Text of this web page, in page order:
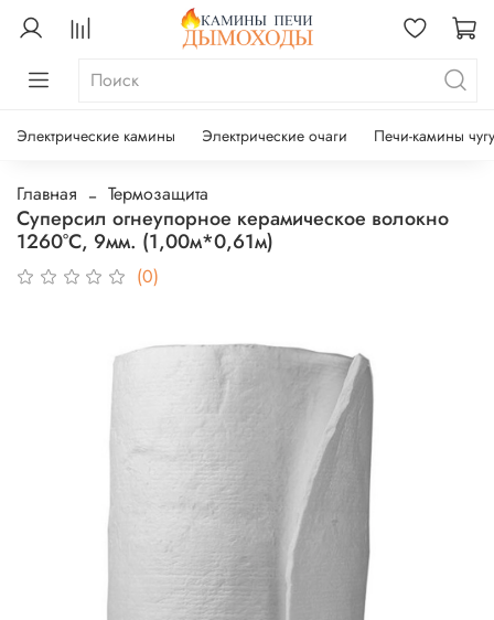
Электрические камины Электрические очаги Печи-камины
Главная Термозащита
Суперсил огнеупорное керамическое волокно
1260°С, 9мм. (1,00м*0,61м)
(0)